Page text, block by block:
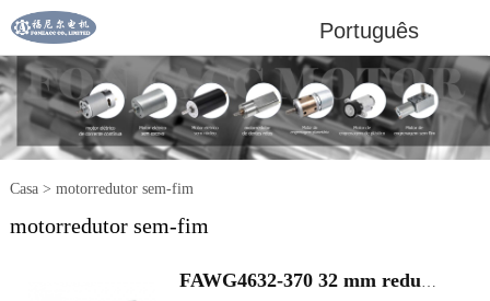
Português
Casa> motorredutor sem-fim
motorredutor sem-fim